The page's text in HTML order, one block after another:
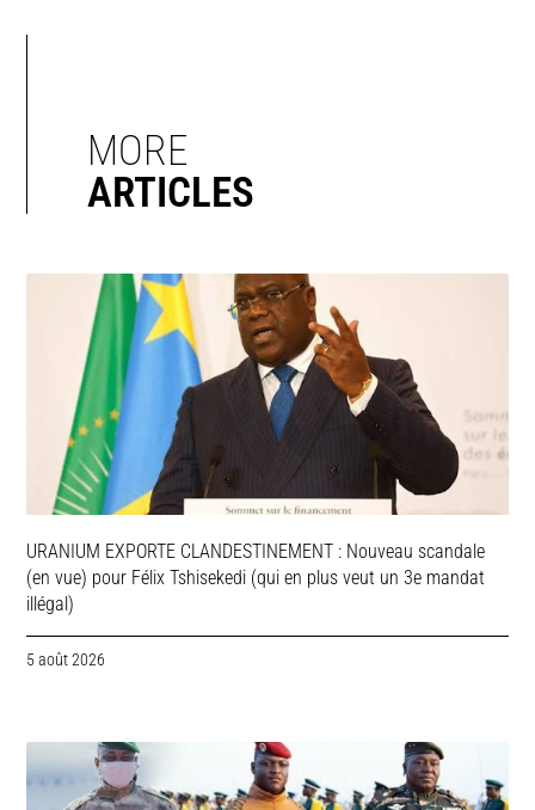
MORE
ARTICLES
URANIUM EXPORTE CLANDESTINEMENT : Nouveau scandale
(en vue) pour Félix Tshisekedi (qui en plus veut un 3e mandat
illégal)
5 août 2026